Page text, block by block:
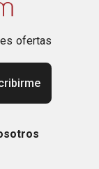
ofertas